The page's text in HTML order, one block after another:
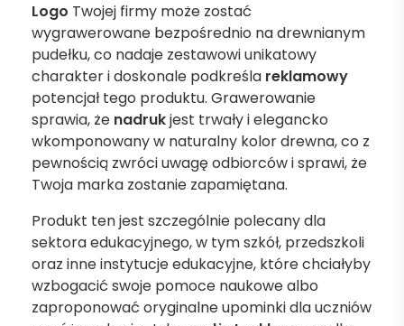
Logo Twojej firmy może zostać
wygrawerowane bezpośrednio na drewnianym
pudełku, co nadaje zestawowi unikatowy
charakter i doskonale podkreśla reklamowy
potencjał tego produktu. Grawerowanie
sprawia, że nadrukjest trwały i elegancko
wkomponowany w naturalny kolor drewna, co z
pewnością zwróci uwagę odbiorców i sprawi, że
Twoja marka zostanie zapamiętana.
Produkt ten jest szczególnie polecany dla
sektora edukacyjnego, w tym szkół, przedszkoli
oraz inne instytucje edukacyjne, które chciałyby
wzbogacić swoje pomoce naukowe albo
zaproponować oryginalne upominki dla uczniów